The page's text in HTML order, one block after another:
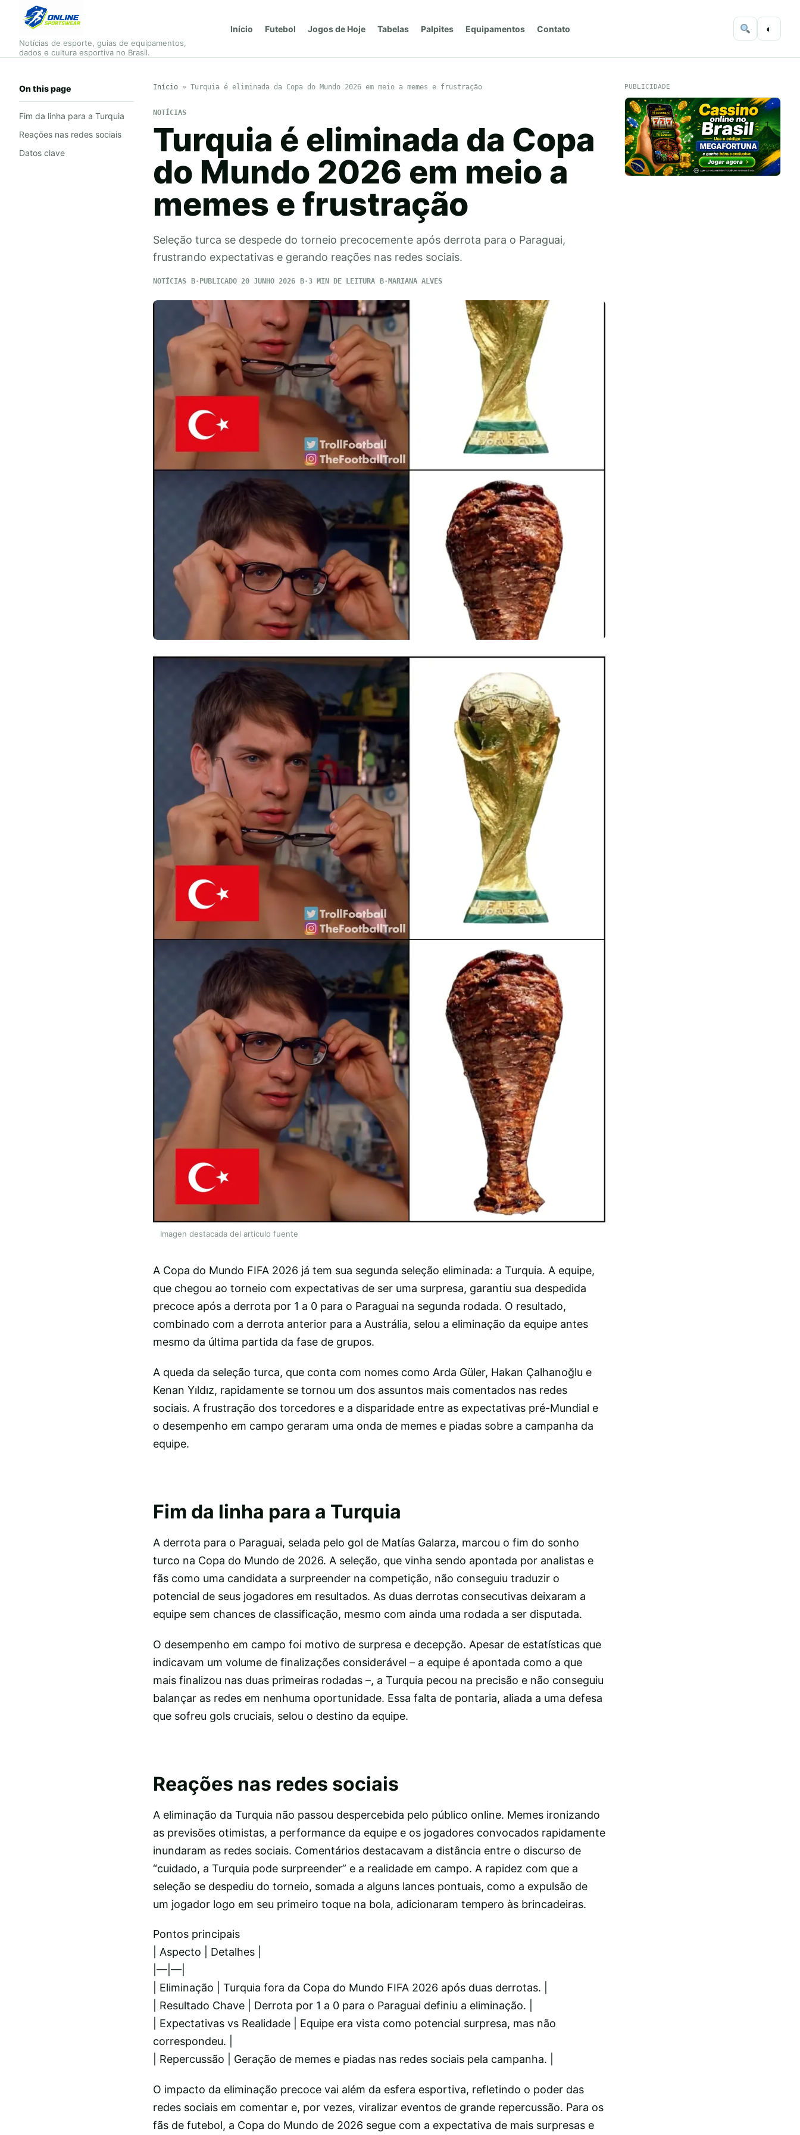
Notícias de esporte, guias de equipamentos,
dados e cultura esportiva no Brasil.
Início Futebol Jogos de Hoje Tabelas Palpites Equipamentos Contato ◐
On this page
Fim da linha para a Turquia
Reações nas redes sociais
Datos clave
Início» Turquia é eliminada da Copa do Mundo 2026 em meio a memes e frustração
NOTÍCIAS
Turquia é eliminada da Copa
do Mundo 2026 em meio a
memes e frustração
Seleção turca se despede do torneio precocemente após derrota para o Paraguai,
frustrando expectativas e gerando reações nas redes sociais.
NOTÍCIAS PUBLICADO 20 JUNHO 2026 3 MIN DE LEITURA MARIANA ALVES
Imagen destacada del articulo fuente
A Copa do Mundo FIFA 2026 já tem sua segunda seleção eliminada: a Turquia. A equipe,
que chegou ao torneio com expectativas de ser uma surpresa, garantiu sua despedida
precoce após a derrota por 1 a 0 para o Paraguai na segunda rodada. O resultado,
combinado com a derrota anterior para a Austrália, selou a eliminação da equipe antes
mesmo da última partida da fase de grupos.
A queda da seleção turca, que conta com nomes como Arda Güler, Hakan Çalhanoğlu e
Kenan Yıldız, rapidamente se tornou um dos assuntos mais comentados nas redes
sociais. A frustração dos torcedores e a disparidade entre as expectativas pré-Mundial e
o desempenho em campo geraram uma onda de memes e piadas sobre a campanha da
equipe.
Fim da linha para a Turquia
A derrota para o Paraguai, selada pelo gol de Matías Galarza, marcou o fim do sonho
turco na Copa do Mundo de 2026. A seleção, que vinha sendo apontada por analistas e
fãs como uma candidata a surpreender na competição, não conseguiu traduzir o
potencial de seus jogadores em resultados. As duas derrotas consecutivas deixaram a
equipe sem chances de classificação, mesmo com ainda uma rodada a ser disputada.
O desempenho em campo foi motivo de surpresa e decepção. Apesar de estatísticas que
indicavam um volume de finalizações considerável – a equipe é apontada como a que
mais finalizou nas duas primeiras rodadas –, a Turquia pecou na precisão e não conseguiu
balançar as redes em nenhuma oportunidade. Essa falta de pontaria, aliada a uma defesa
que sofreu gols cruciais, selou o destino da equipe.
Reações nas redes sociais
A eliminação da Turquia não passou despercebida pelo público online. Memes ironizando
as previsões otimistas, a performance da equipe e os jogadores convocados rapidamente
inundaram as redes sociais. Comentários destacavam a distância entre o discurso de
“cuidado, a Turquia pode surpreender” e a realidade em campo. A rapidez com que a
seleção se despediu do torneio, somada a alguns lances pontuais, como a expulsão de
um jogador logo em seu primeiro toque na bola, adicionaram tempero às brincadeiras.
Pontos principais
| Aspecto | Detalhes |
|—|—|
| Eliminação | Turquia fora da Copa do Mundo FIFA 2026 após duas derrotas. |
| Resultado Chave | Derrota por 1 a 0 para o Paraguai definiu a eliminação. |
| Expectativas vs Realidade | Equipe era vista como potencial surpresa, mas não
correspondeu. |
| Repercussão | Geração de memes e piadas nas redes sociais pela campanha. |
O impacto da eliminação precoce vai além da esfera esportiva, refletindo o poder das
redes sociais em comentar e, por vezes, viralizar eventos de grande repercussão. Para os
fãs de futebol, a Copa do Mundo de 2026 segue com a expectativa de mais surpresas e
PUBLICIDADE